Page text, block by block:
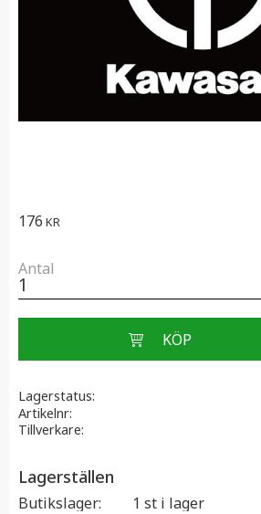
176 KR
Antal
Lagerstatus
Artikelnr
Tillverkare
Lagerställen
Butikslager 1 st i lager